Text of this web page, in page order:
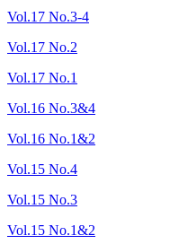
Vol.17 No.3-4
Vol.17 No.2
Vol.17 No.1
Vol.16 No.3&4
Vol.16 No.1&2
Vol.15 No.4
Vol.15 No.3
Vol.15 No.1&2